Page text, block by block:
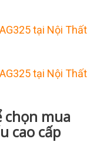
chọn mua
cao cấp